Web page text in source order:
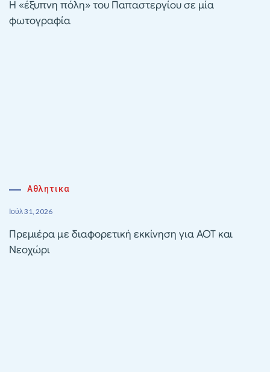
Η «έξυπνη πόλη» του Παπαστεργίου σε μία
φωτογραφία
Αθλητικα
Ιούλ 31, 2026
Πρεμιέρα με διαφορετική εκκίνηση για ΑΟΤ και
Νεοχώρι